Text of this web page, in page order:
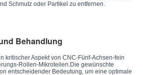
Schmutz oder Partikel zu entfernen.
Behandlung
kritischer Aspekt von CNC-Fünf-Achsen-fein
Rollen-Mikroteilen.Die gewünschte
entscheidender Bedeutung, um eine optimale